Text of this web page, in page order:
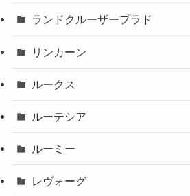
ランドクルーザープラド
リンカーン
ルークス
ルーテシア
ルーミー
レヴォーグ